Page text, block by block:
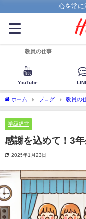
心を常に
教員の仕事
YouTube
ホーム ブログ 教員の
の演出アイデア
学級経営
感謝を込めて！3
2025年1月23日